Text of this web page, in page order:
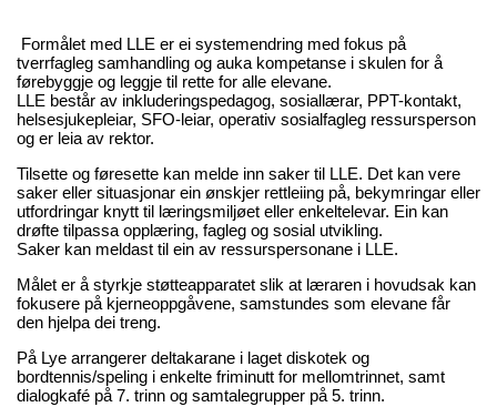
Formålet med LLE er ei systemendring med fokus på
tverrfagleg samhandling og auka kompetanse i skulen for å
førebyggje og leggje til rette for alle elevane.
LLE består av inkluderingspedagog, sosiallærar, PPT-kontakt,
helsesjukepleiar, SFO-leiar, operativ sosialfagleg ressursperson
og er leia av rektor.
Tilsette og føresette kan melde inn saker til LLE. Det kan vere
saker eller situasjonar ein ønskjer rettleiing på, bekymringar eller
utfordringar knytt til læringsmiljøet eller enkeltelevar. Ein kan
drøfte tilpassa opplæring, fagleg og sosial utvikling.
Saker kan meldast til ein av ressurspersonane i LLE.
Målet er å styrkje støtteapparatet slik at læraren i hovudsak kan
fokusere på kjerneoppgåvene, samstundes som elevane får
den hjelpa dei treng.
På Lye arrangerer deltakarane i laget diskotek og
bordtennis/speling i enkelte friminutt for mellomtrinnet, samt
dialogkafé på 7. trinn og samtalegrupper på 5. trinn.